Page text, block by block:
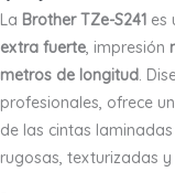
La Brother TZe-S241 es
extra fuerte, impresión
metros de longitud.
profesionales, ofrece
de las cintas
rugosas, texturizadas